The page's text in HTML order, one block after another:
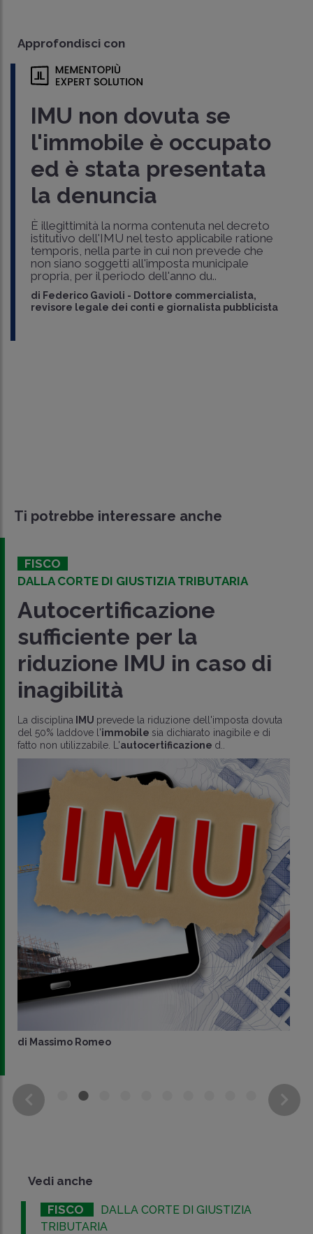
Approfondisci con
IMU non dovuta se
l'immobile è occupato
ed è stata presentata
la denuncia
È illegittimità la norma contenuta nel decreto
istitutivo dell'IMU nel testo applicabile ratione
temporis, nella parte in cui non prevede che
non siano soggetti all'imposta municipale
propria, per il periodo dell'anno du..
di Federico Gavioli - Dottore commercialista,
revisore legale dei conti e giornalista pubblicista
Ti potrebbe interessare anche
FISCO
DALLA CORTE DI GIUSTIZIA TRIBUTARIA
Autocertificazione
sufficiente per la
riduzione IMU in caso di
inagibilità
La disciplina IMU prevede la riduzione dell'imposta dovuta
del 50% laddove l'immobile sia dichiarato inagibile e di
fatto non utilizzabile. L'autocertificazione d..
di Massimo Romeo
Vedi anche
FISCO
DALLA CORTE DI GIUSTIZIA
TRIBUTARIA